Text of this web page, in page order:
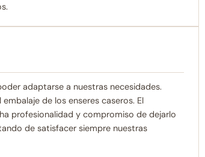
adaptarse a nuestras necesidades.
de los enseres caseros. El
profesionalidad y compromiso de dejarlo
de satisfacer siempre nuestras